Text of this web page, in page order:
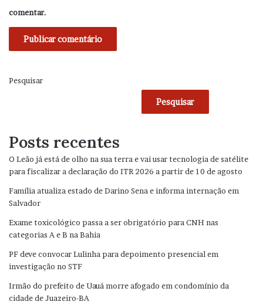
comentar.
Pesquisar
Pesquisar
Posts recentes
O Leão já está de olho na sua terra e vai usar tecnologia de satélite
para fiscalizar a declaração do ITR 2026 a partir de 10 de agosto
Família atualiza estado de Darino Sena e informa internação em
Salvador
Exame toxicológico passa a ser obrigatório para CNH nas
categorias A e B na Bahia
PF deve convocar Lulinha para depoimento presencial em
investigação no STF
Irmão do prefeito de Uauá morre afogado em condomínio da
cidade de Juazeiro-BA